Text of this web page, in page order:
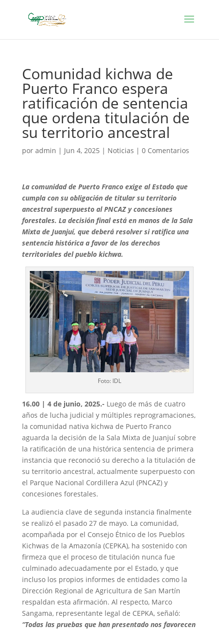
Comunidad kichwa de
Puerto Franco espera
ratificación de sentencia
que ordena titulación de
su territorio ancestral
por admin | Jun 4, 2025 | Noticias | 0 Comentarios
La comunidad de Puerto Franco exige al Estado que
cumpla con su obligación de titular su territorio
ancestral superpuesto al PNCAZ y concesiones
forestales. La decisión final está en manos de la Sala
Mixta de Juanjuí, que deberá resolver si ratifica una
sentencia histórica a favor de los derechos
territoriales del pueblo kichwa.
Foto: IDL
16.00 | 4 de junio, 2025.- Luego de más de cuatro
años de lucha judicial y múltiples reprogramaciones,
la comunidad nativa kichwa de Puerto Franco
aguarda la decisión de la Sala Mixta de Juanjuí sobre
la ratificación de una histórica sentencia de primera
instancia que reconoció su derecho a la titulación de
su territorio ancestral, actualmente superpuesto con
el Parque Nacional Cordillera Azul (PNCAZ) y
concesiones forestales.
La audiencia clave de segunda instancia finalmente
se realizó el pasado 27 de mayo. La comunidad,
acompañada por el Consejo Étnico de los Pueblos
Kichwas de la Amazonía (CEPKA), ha sostenido con
firmeza que el proceso de titulación nunca fue
culminado adecuadamente por el Estado, y que
incluso los propios informes de entidades como la
Dirección Regional de Agricultura de San Martín
respaldan esta afirmación. Al respecto, Marco
Sangama, representante legal de CEPKA, señaló:
“Todas las pruebas que han presentado nos favorecen